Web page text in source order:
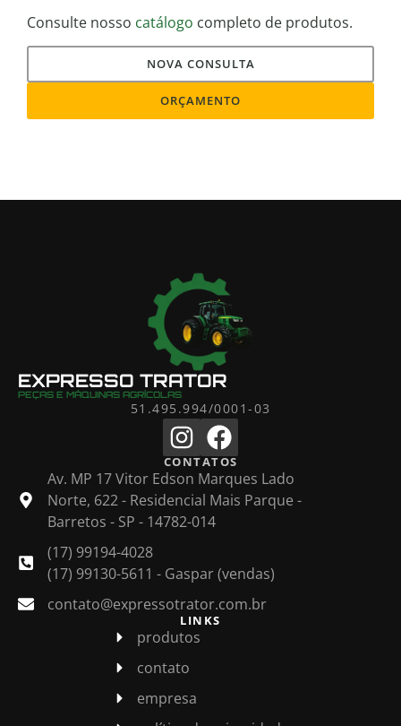
Consulte nosso catálogo completo de produtos.
NOVA CONSULTA
ORÇAMENTO
EXPRESSO TRATOR
PEÇAS E MÁQUINAS AGRÍCOLAS
51.495.994/0001-03
CONTATOS
Av. MP 17 Vitor Edson Marques Lado
Norte, 622 - Residencial Mais Parque -
Barretos - SP - 14782-014
(17) 99194-4028
(17) 99130-5611 - Gaspar (vendas)
contato@expressotrator.com.br
LINKS
produtos
contato
empresa